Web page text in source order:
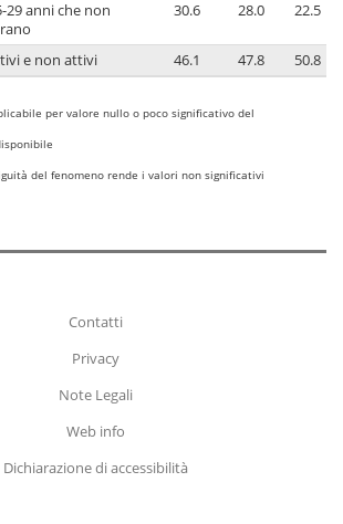
29 anni che non
30.6 28.0 22.5
e non attivi 46.1 47.8 50.8
per valore nullo o poco significativo del
del fenomeno rende i valori non significativi
Contatti
Privacy
Note Legali
Web info
Dichiarazione di accessibilità